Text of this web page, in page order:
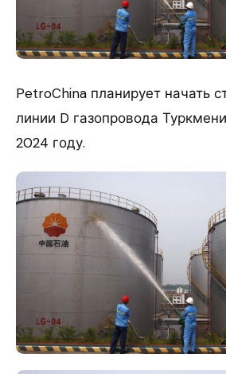
​PetroChina планирует начать
линии D газопровода
2024 году.